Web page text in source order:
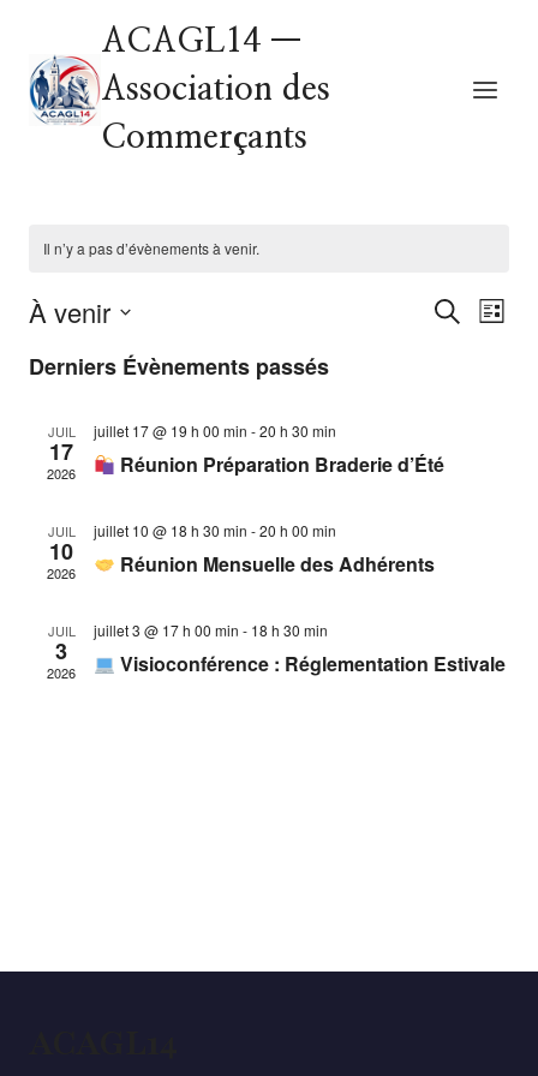
ACAGL14 —
Association des
Commerçants
Il n’y a pas d’évènements à venir.
de
Recherche
Liste
À venir
une
Derniers Évènements passés
JUIL
17
2026
juillet 17 @ 19 h 00 min -20 h 30 min
Réunion Préparation Braderie d’Été
JUIL
10
2026
juillet 10 @ 18 h 30 min -20 h 00 min
Réunion Mensuelle des Adhérents
JUIL
3
2026
juillet 3 @ 17 h 00 min - 18 h 30 min
Visioconférence : Réglementation Estivale